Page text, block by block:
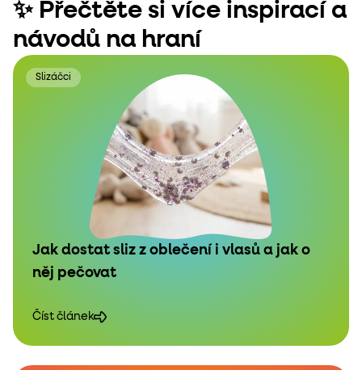
✨ Přečtěte si více inspirací a
návodů na hraní
Slizáčci
Jak dostat sliz z oblečení i vlasů a jak o
něj pečovat
Číst článek